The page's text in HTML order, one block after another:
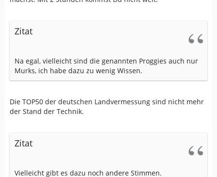
Zitat
Na egal, vielleicht sind die genannten Proggies auch nur
Murks, ich habe dazu zu wenig Wissen.
Die TOP50 der deutschen Landvermessung sind nicht mehr
der Stand der Technik.
Zitat
Vielleicht gibt es dazu noch andere Stimmen.